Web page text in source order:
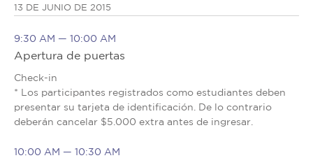
13 DE JUNIO DE 2015
9:30 AM — 10:00 AM
Apertura de puertas
Check-in
* Los participantes registrados como estudiantes deben
presentar su tarjeta de identificación. De lo contrario
deberán cancelar $5.000 extra antes de ingresar.
10:00 AM — 10:30 AM